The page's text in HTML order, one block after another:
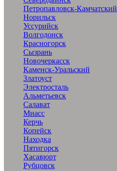
Петропавловск-Камчатский
Норильск
Уссурийск
Волгодонск
Красногорск
Сызрань
Новочеркасск
Каменск-Уральский
Златоуст
Электросталь
Альметьевск
Салават
Миасс
Керчь
Копейск
Находка
Пятигорск
Хасавюрт
Рубцовск